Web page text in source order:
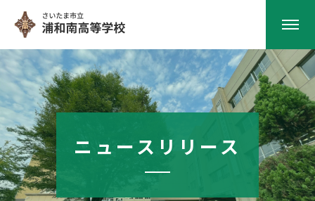
HOME
学校紹介
南高の教育
ニュースリリース